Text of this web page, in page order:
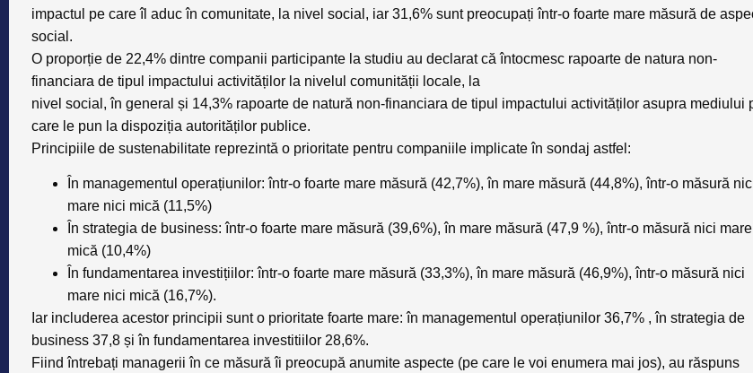
impactul pe care îl aduc în comunitate, la nivel social, iar 31,6% sunt preocupați într-o foarte mare măsură de
social.
O proporție de 22,4% dintre companii participante la studiu au declarat că întocmesc rapoarte de natura non-
financiara de tipul impactului activităților la nivelul comunității locale, la
nivel social, în general și 14,3% rapoarte de natură non-financiara de tipul impactului activităților asupra mediului
care le pun la dispoziția autorităților publice.
Principiile de sustenabilitate reprezintă o prioritate pentru companiile implicate în sondaj astfel:
În managementul operațiunilor: într-o foarte mare măsură (42,7%), în mare măsură (44,8%), într-o măsură
mare nici mică (11,5%)
În strategia de business: într-o foarte mare măsură (39,6%), în mare măsură (47,9 %), într-o măsură nici
mică (10,4%)
În fundamentarea investițiilor: într-o foarte mare măsură (33,3%), în mare măsură (46,9%), într-o măsură nici
mare nici mică (16,7%).
Iar includerea acestor principii sunt o prioritate foarte mare: în managementul operațiunilor 36,7% , în strategia de
business 37,8 și în fundamentarea investitiilor 28,6%.
Fiind întrebați managerii în ce măsură îi preocupă anumite aspecte (pe care le voi enumera mai jos), au răspuns